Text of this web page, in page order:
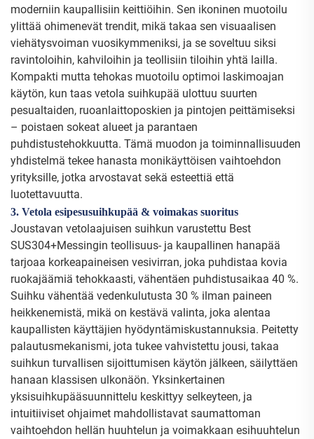
moderniin kaupallisiin keittiöihin. Sen ikoninen muotoilu
ylittää ohimenevät trendit, mikä takaa sen visuaalisen
viehätysvoiman vuosikymmeniksi, ja se soveltuu siksi
ravintoloihin, kahviloihin ja teollisiin tiloihin yhtä lailla.
Kompakti mutta tehokas muotoilu optimoi laskimoajan
käytön, kun taas vetola suihkupää ulottuu suurten
pesualtaiden, ruoanlaittoposkien ja pintojen peittämiseksi
– poistaen sokeat alueet ja parantaen
puhdistustehokkuutta. Tämä muodon ja toiminnallisuuden
yhdistelmä tekee hanasta monikäyttöisen vaihtoehdon
yrityksille, jotka arvostavat sekä esteettiä että
luotettavuutta.
3. Vetola esipesusuihkupää & voimakas suoritus
Joustavan vetolaajuisen suihkun varustettu Best
SUS304+Messingin teollisuus- ja kaupallinen hanapää
tarjoaa korkeapaineisen vesivirran, joka puhdistaa kovia
ruokajäämiä tehokkaasti, vähentäen puhdistusaikaa 40 %.
Suihku vähentää vedenkulutusta 30 % ilman paineen
heikkenemistä, mikä on kestävä valinta, joka alentaa
kaupallisten käyttäjien hyödyntämiskustannuksia. Peitetty
palautusmekanismi, jota tukee vahvistettu jousi, takaa
suihkun turvallisen sijoittumisen käytön jälkeen, säilyttäen
hanaan klassisen ulkonäön. Yksinkertainen
yksisuihkupääsuunnittelu keskittyy selkeyteen, ja
intuitiiviset ohjaimet mahdollistavat saumattoman
vaihtoehdon hellän huuhtelun ja voimakkaan esihuuhtelun